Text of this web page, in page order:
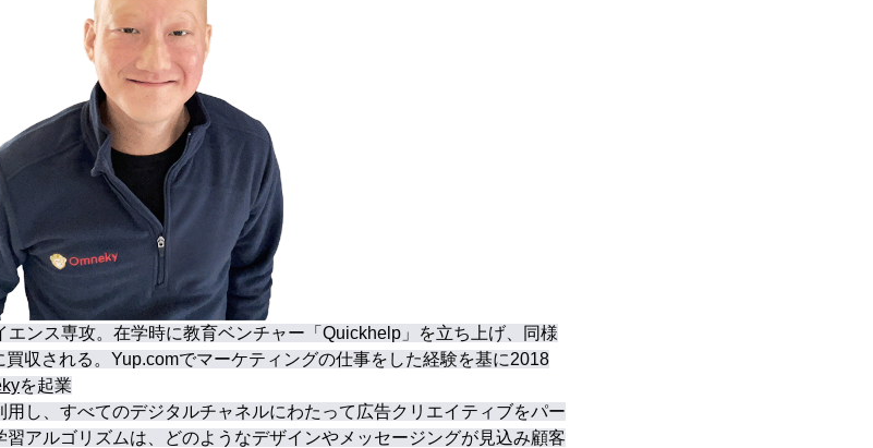
ンス専攻。在学時に教育ベンチャー「Quickhelp」を立ち上げ、同様
収される。Yup.comでマーケティングの仕事をした経験を基に2018
を起業
用し、すべてのデジタルチャネルにわたって広告クリエイティブをパー
習アルゴリズムは、どのようなデザインやメッセージングが見込み顧客